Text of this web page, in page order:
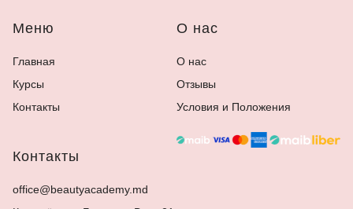
Меню
Главная
Курсы
Контакты
О нас
О нас
Отзывы
Условия и Положения
Контакты
office@beautyacademy.md